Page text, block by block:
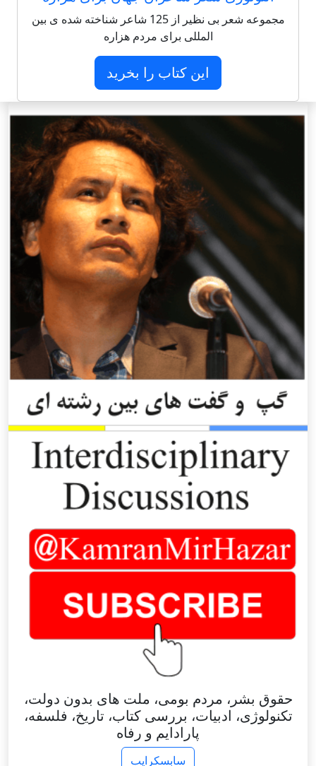
مجموعه شعر بی نظیر از 125 شاعر شناخته شده ی بین
المللی برای مردم هزاره
این کتاب را بخرید
حقوق بشر، مردم بومی، ملت های بدون دولت،
تکنولوژی، ادبیات، بررسی کتاب، تاریخ، فلسفه،
پارادایم و رفاه
سابسکرایب